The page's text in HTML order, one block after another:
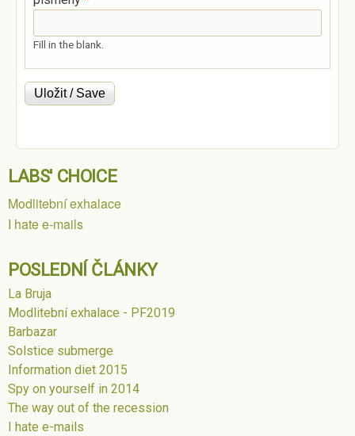
Fill in the blank.
LABS' CHOICE
Modlitební exhalace
I hate e-mails
POSLEDNÍ ČLÁNKY
La Bruja
Modlitební exhalace - PF2019
Barbazar
Solstice submerge
Information diet 2015
Spy on yourself in 2014
The way out of the recession
I hate e-mails